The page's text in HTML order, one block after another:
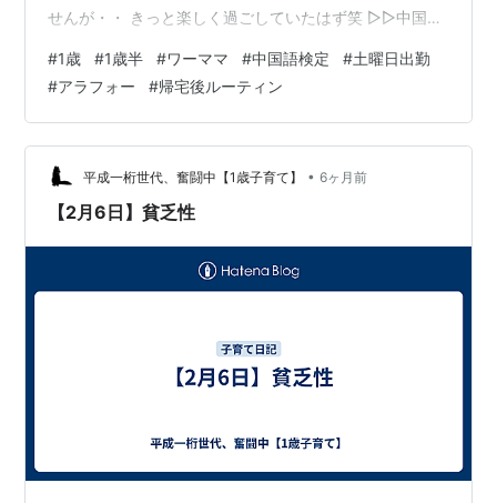
せんが・・ きっと楽しく過ごしていたはず笑 ▷▷中国語
です← この後、過去問２つやらねば 子育て＋仕事しなが
らの勉強はなかなかハードでしたので 今回は自信を持て
ません が、どんな結果であれ次に繋がるようにしていき
たいと思います💪 ▷▷帰宅後ルーティン 昨日から帰宅後
ルーティンを変えてみました！ 今までは 保育園お迎え帰
宅後→保育園…
#1歳 #1歳半 #ワーママ #中国語検定 #土曜日出勤
#アラフォー #帰宅後ルーティン
平成一桁世代、奮闘中【1歳子育て】 • 6ヶ月前
【2月6日】貧乏性